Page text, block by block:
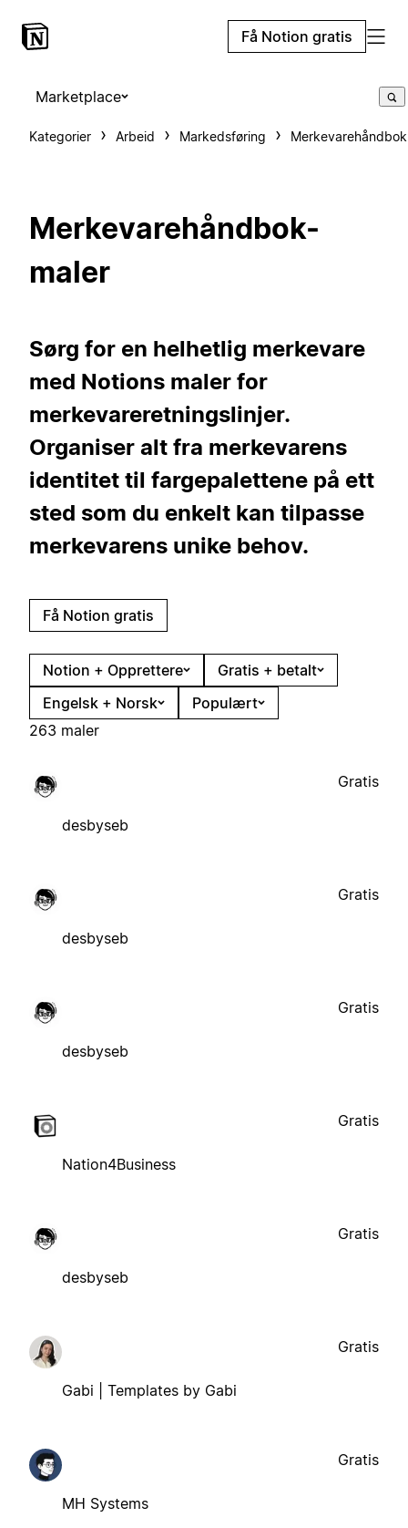
Få Notion gratis
Marketplace
Kategorier Arbeid Markedsføring Merkevarehåndbok
Merkevarehåndbok-
maler
Sørg for en helhetlig merkevare
med Notions maler for
merkevareretningslinjer.
Organiser alt fra merkevarens
identitet til fargepalettene på ett
sted som du enkelt kan tilpasse
merkevarens unike behov.
Få Notion gratis
Notion + Opprettere
Gratis + betalt
Engelsk + Norsk
Populært
263 maler
desbyseb
Gratis
desbyseb
Gratis
desbyseb
Gratis
Nation4Business
Gratis
desbyseb
Gratis
Gabi | Templates by Gabi
Gratis
MH Systems
Gratis